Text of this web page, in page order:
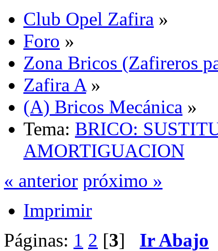
Club Opel Zafira »
Foro »
Zona Bricos (Zafireros
Zafira A»
(A) Bricos Mecánica »
Tema: BRICO:
AMORTIGUACION
« anterior próximo »
Imprimir
Páginas: 1 2 [3] Ir Abajo